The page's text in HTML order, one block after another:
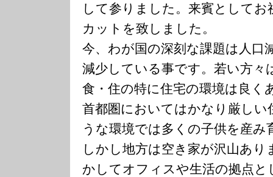
して参りました。来賓として
カットを致しました。
今、わが国の深刻な課題は人口
減少している事です。若い方々
食・住の特に住宅の環境は良く
首都圏においてはかなり厳しい
うな環境では多くの子供を産み
しかし地方は空き家が沢山あ
かしてオフィスや生活の拠点